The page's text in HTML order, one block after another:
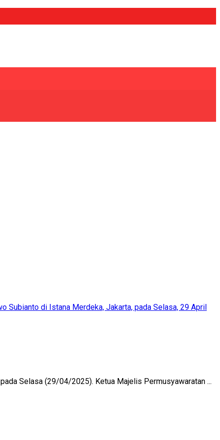
Selasa (29/04/2025). Ketua Majelis Permusyawaratan ...